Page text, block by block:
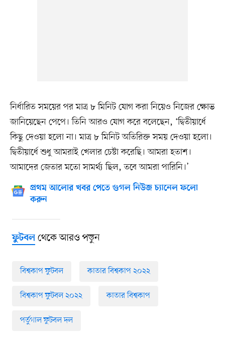
নির্ধারিত সময়ের পর মাত্র ৮ মিনিট যোগ করা নিয়েও নিজের ক্ষোভ
জানিয়েছেন পেপে। তিনি আরও যোগ করে বলেছেন, ‘দ্বিতীয়ার্ধে
কিছু দেওয়া হলো না। মাত্র ৮ মিনিট অতিরিক্ত সময় দেওয়া হলো।
দ্বিতীয়ার্ধে শুধু আমরাই খেলার চেষ্টা করেছি। আমরা হতাশ।
আমাদের জেতার মতো সামর্থ্য ছিল, তবে আমরা পারিনি।’
প্রথম আলোর খবর পেতে গুগল নিউজ চ্যানেল ফলো
করুন
ফুটবলথেকে আরও পড়ুন
বিশ্বকাপ ফুটবল কাতার বিশ্বকাপ ২০২২
বিশ্বকাপ ফুটবল ২০২২ কাতার বিশ্বকাপ
পর্তুগাল ফুটবল দল